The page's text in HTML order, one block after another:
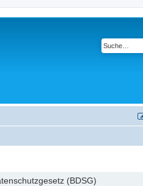
(BDSG)